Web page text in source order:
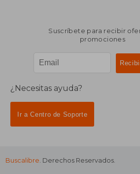
Suscríbete para recibir
promociones
¿Necesitas ayuda?
Ir a Centro de Soporte
Buscalibre. Derechos Reservados.